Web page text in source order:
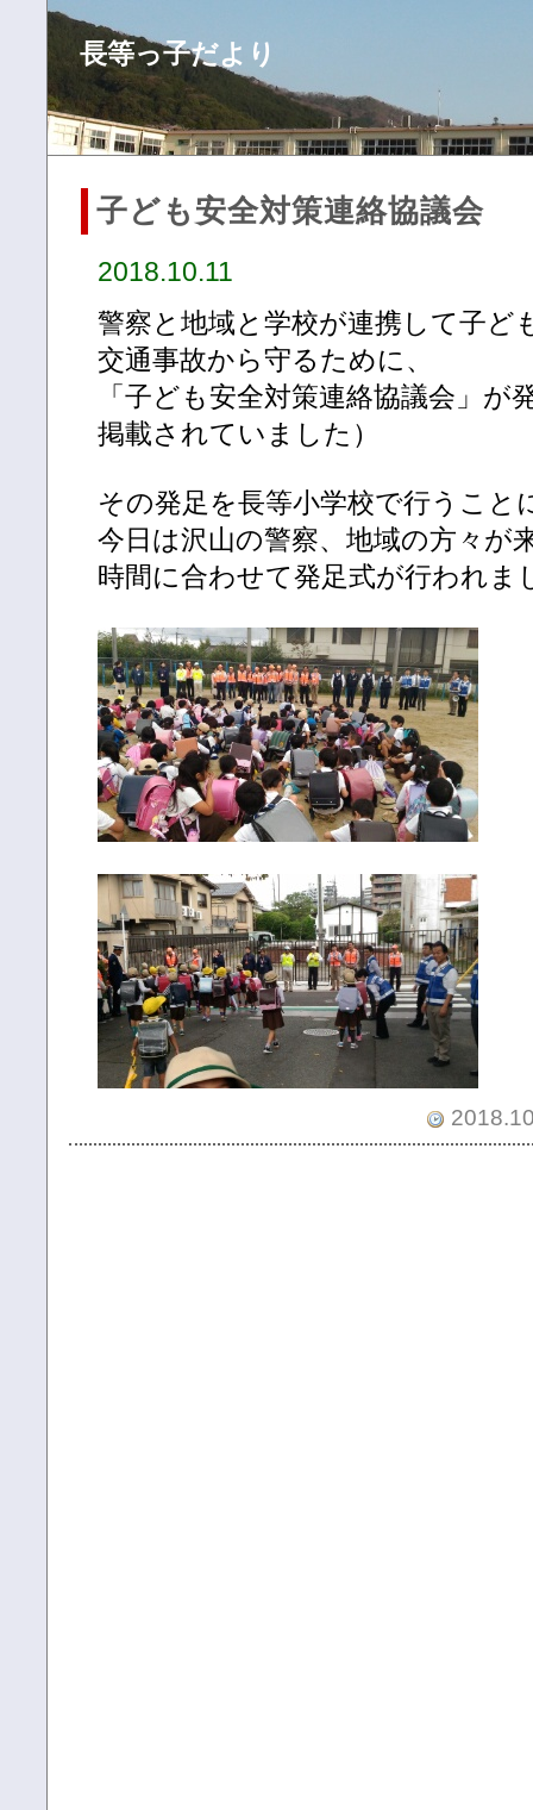
長等っ子だより
子ども安全対策連絡協議会
2018.10.11
警察と地域と学校が連携して子ど
交通事故から守るために、
「子ども安全対策連絡協議会」
掲載されていました）
その発足を長等小学校で行うこと
今日は沢山の警察、地域の方々が
時間に合わせて発足式が行われま